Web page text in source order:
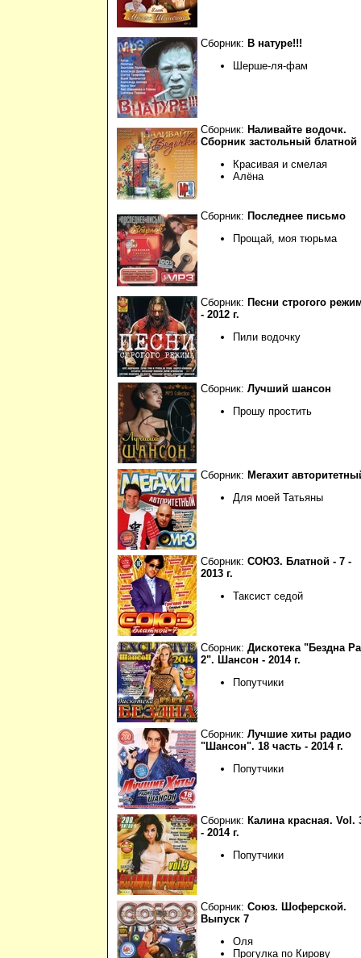
Сборник: В натуре!!!
Шерше-ля-фам
Сборник: Наливайте водочк.
Сборник застольный блатной
Красивая и смелая
Алёна
Сборник: Последнее письмо
Прощай, моя тюрьма
Сборник: Песни строгого
- 2012 г.
Пили водочку
Сборник: Лучший шансон
Прошу простить
Сборник: Мегахит
Для моей Татьяны
Сборник: СОЮЗ. Блатной - 7 -
2013 г.
Таксист седой
Сборник: Дискотека "Бездна
2". Шансон - 2014 г.
Попутчики
Сборник: Лучшие хиты радио
"Шансон". 18 часть - 2014 г.
Попутчики
Сборник: Калина красная. Vol.
- 2014 г.
Попутчики
Сборник: Союз. Шоферской.
Выпуск 7
Оля
Прогулка по Кирову